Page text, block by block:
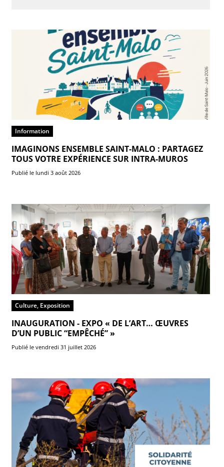
Information
IMAGINONS ENSEMBLE SAINT-MALO : PARTAGEZ
TOUS VOTRE EXPÉRIENCE SUR INTRA-MUROS
Publié le lundi 3 août 2026
Culture, Exposition
INAUGURATION - EXPO « DE L’ART… ŒUVRES
D’UN PUBLIC “EMPÊCHÉ” »
Publié le vendredi 31 juillet 2026